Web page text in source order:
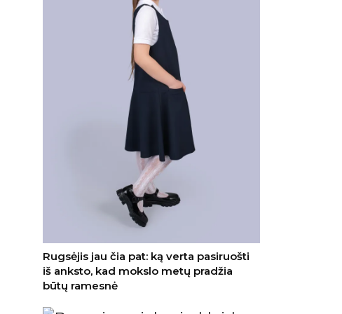
Rugsėjis jau čia pat: ką verta pasiruošti
iš anksto, kad mokslo metų pradžia
būtų ramesnė